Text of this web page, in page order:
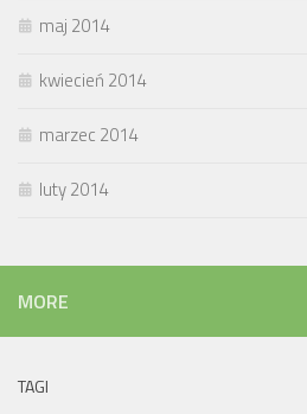
maj 2014
kwiecień 2014
marzec 2014
luty 2014
MORE
TAGI